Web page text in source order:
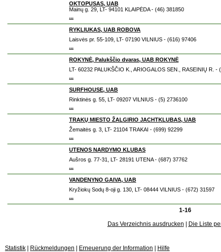
OKTOPUSAS, UAB
Mainų g. 29, LT- 94101 KLAIPĖDA - (46) 381850
...
RYKLIUKAS, UAB ROBOVA
Laisvės pr. 55-109, LT- 07190 VILNIUS - (616) 97406
...
ROKYNĖ, Palukščio dvaras, UAB ROKYNĖ
LT- 60232 PALUKŠČIO K., ARIOGALOS SEN., RASEINIŲ R. -
...
SURFHOUSE, UAB
Rinktinės g. 55, LT- 09207 VILNIUS - (5) 2736100
...
TRAKŲ MIESTO ŽALGIRIO JACHTKLUBAS, UAB
Žemaitės g. 3, LT- 21104 TRAKAI - (699) 92299
...
UTENOS NARDYMO KLUBAS
Aušros g. 77-31, LT- 28191 UTENA - (687) 37762
...
VANDENYNO GAIVA, UAB
Kryžiokų Sodų 8-oji g. 130, LT- 08444 VILNIUS - (672) 31597
...
1-16
Das Verzeichnis ausdrucken
Die Liste
Statistik Rückmeldungen Erneuerung der Information Hilfe